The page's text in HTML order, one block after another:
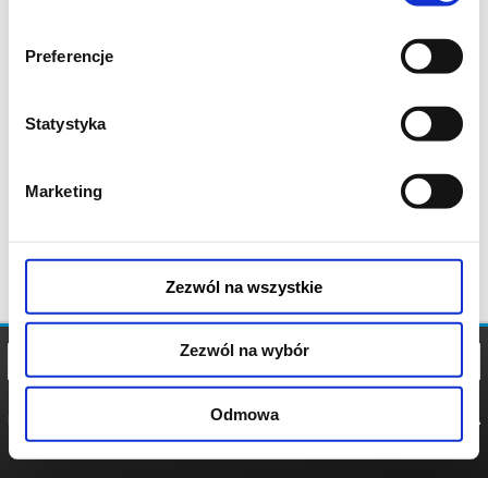
Preferencje
Statystyka
Marketing
Zezwól na wszystkie
Zezwól na wybór
Odmowa
POLITYKA
POLITYKA